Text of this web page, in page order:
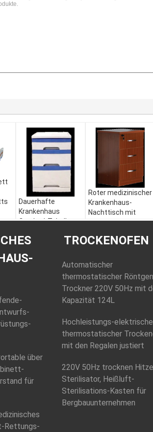
Dauerhafte
Krankenhaus
Overbed-Tabelle,
Kabinett
Roter medizinischer
Krankenhaus-
Nachttisch mit
Fach zuschließen
über
für
Rettungs-
TROCKENOFEN
Automatischer
thermostatischer
Trockner 220V 50Hz mit
Kapazität 124L
Hochleistungs-
thermostatischer
mit den Regalen justiert
220V 50Hz trocknen
Sterilisator, Heißluft-
Sterilisations-Kasten für
Bergbauunternehmen